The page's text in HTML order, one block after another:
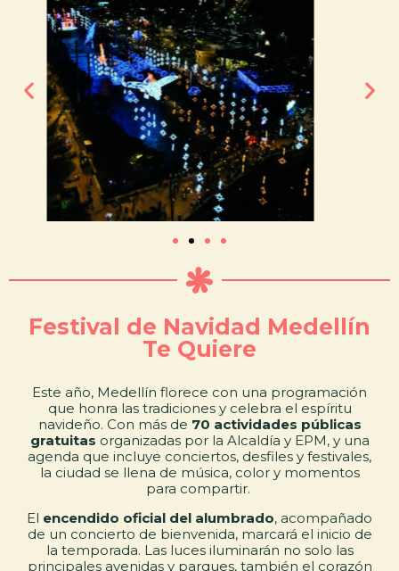
Festival de Navidad Medellín
Te Quiere
Este año, Medellín florece con una programación
que honra las tradiciones y celebra el espíritu
navideño. Con más de 70 actividades públicas
gratuitas organizadas por la Alcaldía y EPM, y una
agenda que incluye conciertos, desfiles y festivales,
la ciudad se llena de música, color y momentos
para compartir.
El encendido oficial del alumbrado, acompañado
de un concierto de bienvenida, marcará el inicio de
la temporada. Las luces iluminarán no solo las
principales avenidas y parques, también el corazón